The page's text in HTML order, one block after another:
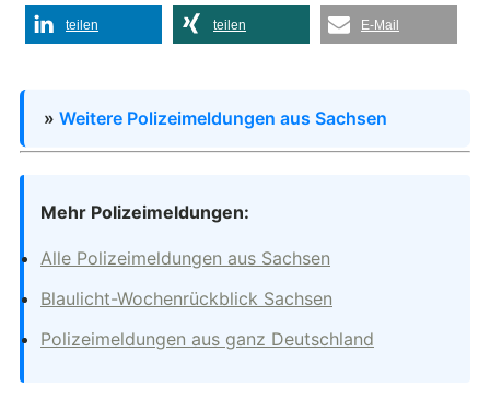
teilen teilen E-Mail
» Weitere Polizeimeldungen aus Sachsen
Mehr Polizeimeldungen:
Alle Polizeimeldungen aus Sachsen
Blaulicht-Wochenrückblick Sachsen
Polizeimeldungen aus ganz Deutschland